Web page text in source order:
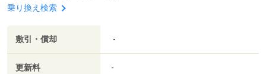
乗り換え検索
敷引・償却 -
更新料 -